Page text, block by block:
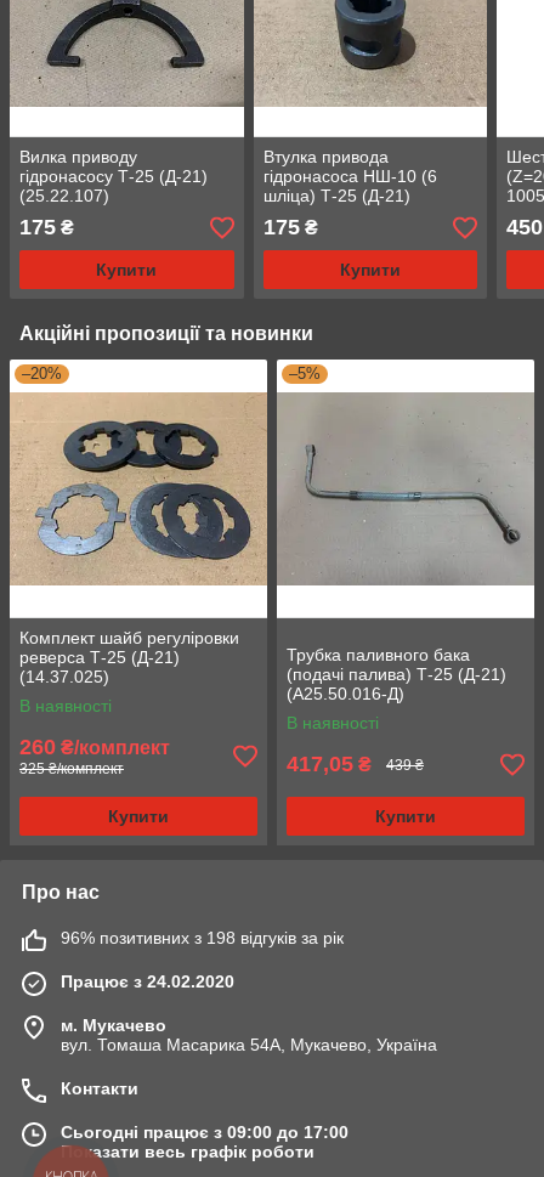
Вилка приводу
гідронасосу Т-25 (Д-21)
(25.22.107)
175 ₴
Купити
Втулка привода
гідронасоса НШ-10 (6
шліца) Т-25 (Д-21)
(25.22.106)
175₴
Купити
450
Акційні пропозиції та новинки
–20%
Комплект шайб регуліровки
реверса Т-25 (Д-21)
(14.37.025)
В наявності
260 ₴/комплект
325 ₴/комплект
Купити
–5%
Трубка паливного бака
(подачі палива) Т-25 (Д-21)
(А25.50.016-Д)
В наявності
417,05 ₴ 439 ₴
Купити
Про нас
96% позитивних з 198 відгуків за рік
Працює з 24.02.2020
м. Мукачево
вул. Томаша Масарика 54А, Мукачево, Україна
Контакти
Сьогодні працює з 09:00 до 17:00
Показати весь графік роботи